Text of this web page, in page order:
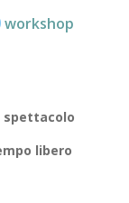
workshop
spettacolo
libero